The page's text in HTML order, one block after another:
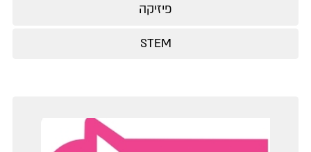
פיזיקה
STEM